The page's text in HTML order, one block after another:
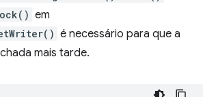
em
é necessário para que a
mais tarde.